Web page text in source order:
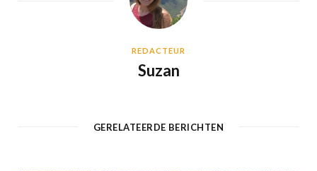
REDACTEUR
Suzan
GERELATEERDE BERICHTEN